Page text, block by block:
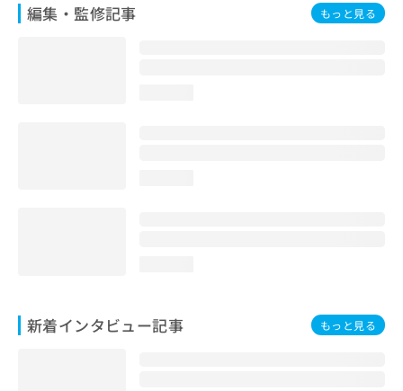
編集・監修記事 もっと見る
新着インタビュー記事 もっと見る